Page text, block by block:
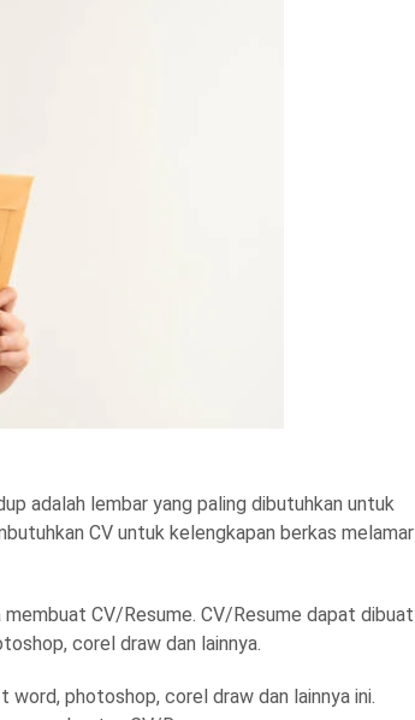
adalah lembar yang paling dibutuhkan untuk
CV untuk kelengkapan berkas melamar
CV/Resume. CV/Resume dapat dibuat
corel draw dan lainnya.
photoshop, corel draw dan lainnya ini.